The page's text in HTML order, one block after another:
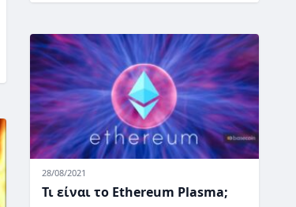
28/08/2021
Τι είναι το Ethereum Plasma;